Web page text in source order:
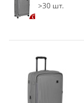
>30 шт.